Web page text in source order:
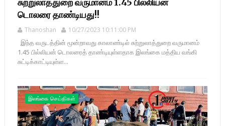
டொலரை தாண்டியது!!
Thanoshan 10/27/2023 10:11:00 PM
இந்த வருடத்தின் மூன்றாவது காலாண்டில் சுற்றுலாத்துறை வருமானம்
1.45 பில்லியன் டொலரைத் தாண்டியுள்ளதாக இலங்கை மத்திய வங்கி
சுட்டிக்காட்டியுள்ள...
இலங்கை செய்திகள்